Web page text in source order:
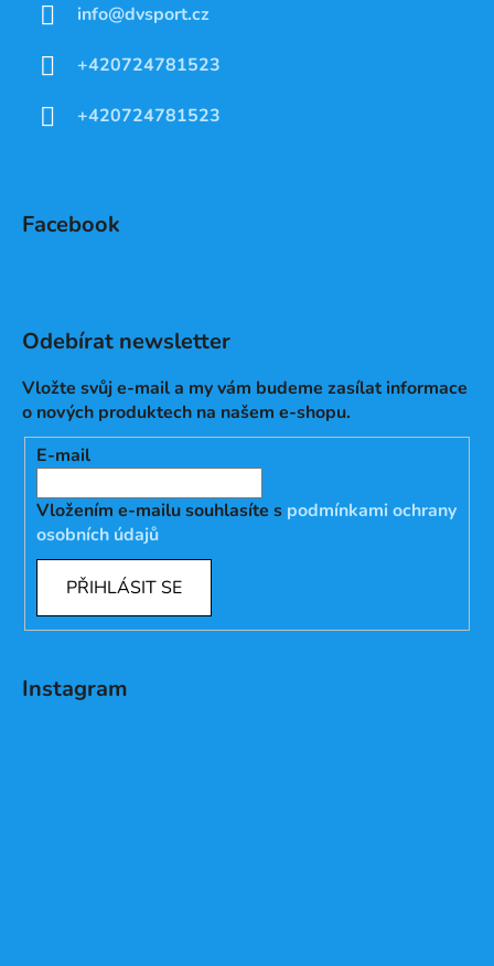
info@dvsport.cz
+420724781523
+420724781523
Facebook
Odebírat newsletter
Vložte svůj e-mail a my vám budeme zasílat informace
o nových produktech na našem e-shopu.
E-mail
Vložením e-mailu souhlasíte s podmínkami ochrany
osobních údajů
PŘIHLÁSIT SE
Instagram